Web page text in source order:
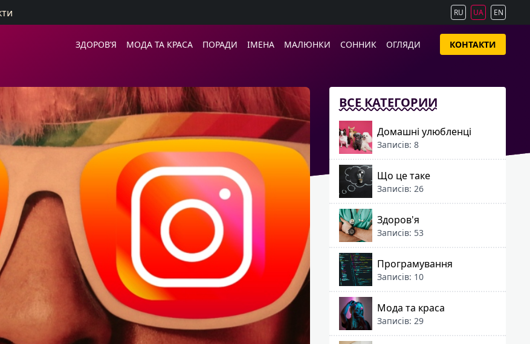
RU UA EN
ЗДОРОВ’Я МОДА ТА КРАСА ПОРАДИ ІМЕНА МАЛЮНКИ СОННИК ОГЛЯДИ КОНТАКТИ
ВСЕ КАТЕГОРИИ
Домашні улюбленці
Записів: 8
Що це таке
Записів: 26
Здоров'я
Записів: 53
Програмування
Записів: 10
Мода та краса
Записів: 29